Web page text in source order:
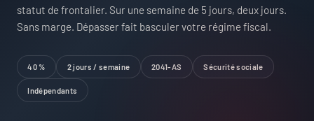
statut de frontalier. Sur une semaine de 5 jours, deux jours.
Sans marge. Dépasser fait basculer votre régime fiscal.
40 % 2 jours / semaine 2041-AS Sécurité sociale
Indépendants